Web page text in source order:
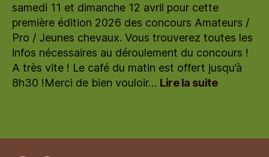
samedi 11 et dimanche 12 avril pour cette
première édition 2026 des concours Amateurs /
Pro / Jeunes chevaux. Vous trouverez toutes les
infos nécessaires au déroulement du concours !
A très vite ! Le café du matin est offert jusqu’à
8h30 !Merci de bien vouloir… Lire la suite: